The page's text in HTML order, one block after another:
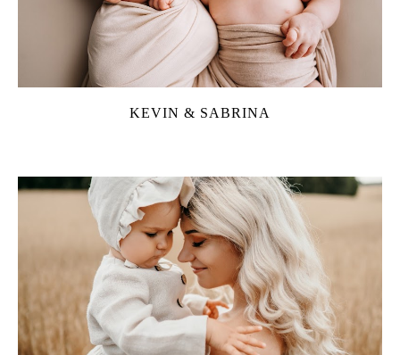
KEVIN & SABRINA